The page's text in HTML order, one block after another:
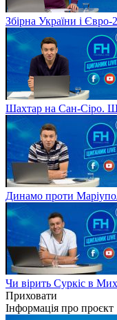
Збірна України і Євро-
Шахтар на Сан-Сіро.
Динамо проти
Чи вірить Суркіс в
Приховати
Інформація про проєкт